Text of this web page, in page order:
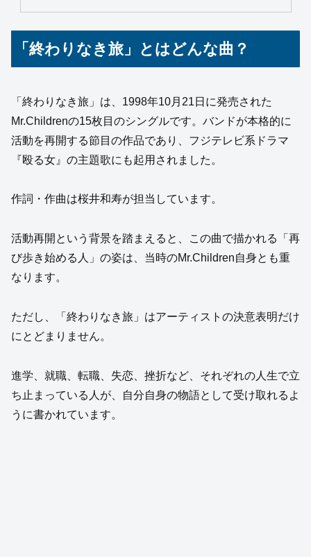
「終わりなき旅」とはどんな曲？
「終わりなき旅」は、1998年10月21日に発売された
Mr.Childrenの15枚目のシングルです。バンドが本格的に
活動を再開する節目の作品であり、フジテレビ系ドラマ
『殴る女』の主題歌にも起用されました。
作詞・作曲は桜井和寿が担当しています。
活動再開という背景を踏まえると、この曲で描かれる「再
び歩き始める人」の姿は、当時のMr.Children自身とも重
なります。
ただし、「終わりなき旅」はアーティストの決意表明だけ
にとどまりません。
進学、就職、転職、失恋、挫折など、それぞれの人生で立
ち止まっている人が、自分自身の物語として受け取れるよ
うに書かれています。